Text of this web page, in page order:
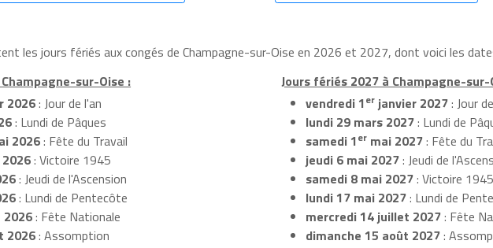
les jours fériés aux congés de Champagne-sur-Oise en 2026 et 2027, dont voici les
sur-Oise :
2026: Jour de l'an
: Lundi de Pâques
2026: Fête du Travail
: Victoire 1945
: Jeudi de l'Ascension
: Lundi de Pentecôte
: Fête Nationale
2026: Assomption
Jours fériés 2027 à Champagne-sur-
vendredi 1erjanvier 2027: Jour
lundi 29 mars 2027: Lundi de
samedi 1ermai 2027: Fête du
jeudi 6 mai 2027: Jeudi de
samedi 8 mai 2027: Victoire 1945
lundi 17 mai 2027: Lundi de
mercredi 14 juillet 2027: Fête
dimanche 15 août 2027: